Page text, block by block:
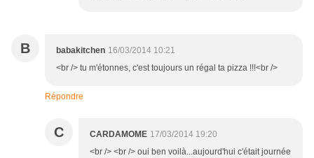
B babakitchen 16/03/2014 10:21
<br /> tu m'étonnes, c'est toujours un régal ta pizza !!!<br />
Répondre
C CARDAMOME 17/03/2014 19:20
<br /> <br /> oui ben voilà...aujourd'hui c'était journée